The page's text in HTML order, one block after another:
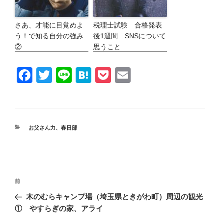
さあ、才能に目覚めよ
う！で知る自分の強み
②
税理士試験 合格発表
後1週間 SNSについて
思うこと
F
e
T
er
Li
H
P
カ
お父さん力、 春日部
稿
ビ
ゲ
前
の
投
前
木のむらキャンプ場（埼玉県ときがわ町）周辺の観光
① やすらぎの家、アライ